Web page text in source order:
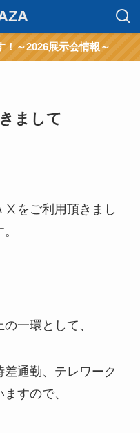
～2026展示会情報～
まして
Ⅹをご利用頂きまし
一環として、
通勤、テレワーク
すので、